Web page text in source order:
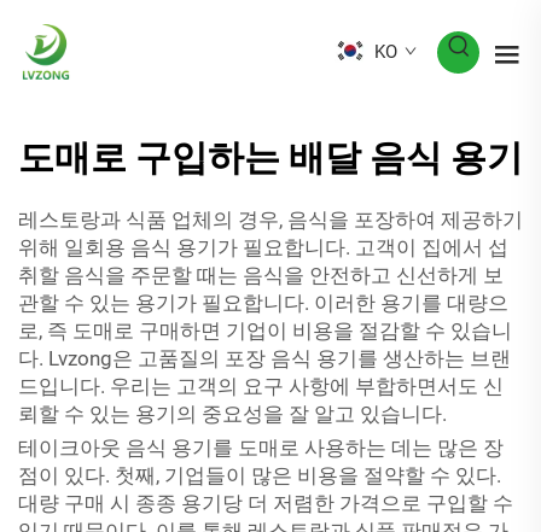
KO
도매로 구입하는 배달 음식 용기
레스토랑과 식품 업체의 경우, 음식을 포장하여 제공하기
위해 일회용 음식 용기가 필요합니다. 고객이 집에서 섭
취할 음식을 주문할 때는 음식을 안전하고 신선하게 보
관할 수 있는 용기가 필요합니다. 이러한 용기를 대량으
로, 즉 도매로 구매하면 기업이 비용을 절감할 수 있습니
다. Lvzong은 고품질의 포장 음식 용기를 생산하는 브랜
드입니다. 우리는 고객의 요구 사항에 부합하면서도 신
뢰할 수 있는 용기의 중요성을 잘 알고 있습니다.
테이크아웃 음식 용기를 도매로 사용하는 데는 많은 장
점이 있다. 첫째, 기업들이 많은 비용을 절약할 수 있다.
대량 구매 시 종종 용기당 더 저렴한 가격으로 구입할 수